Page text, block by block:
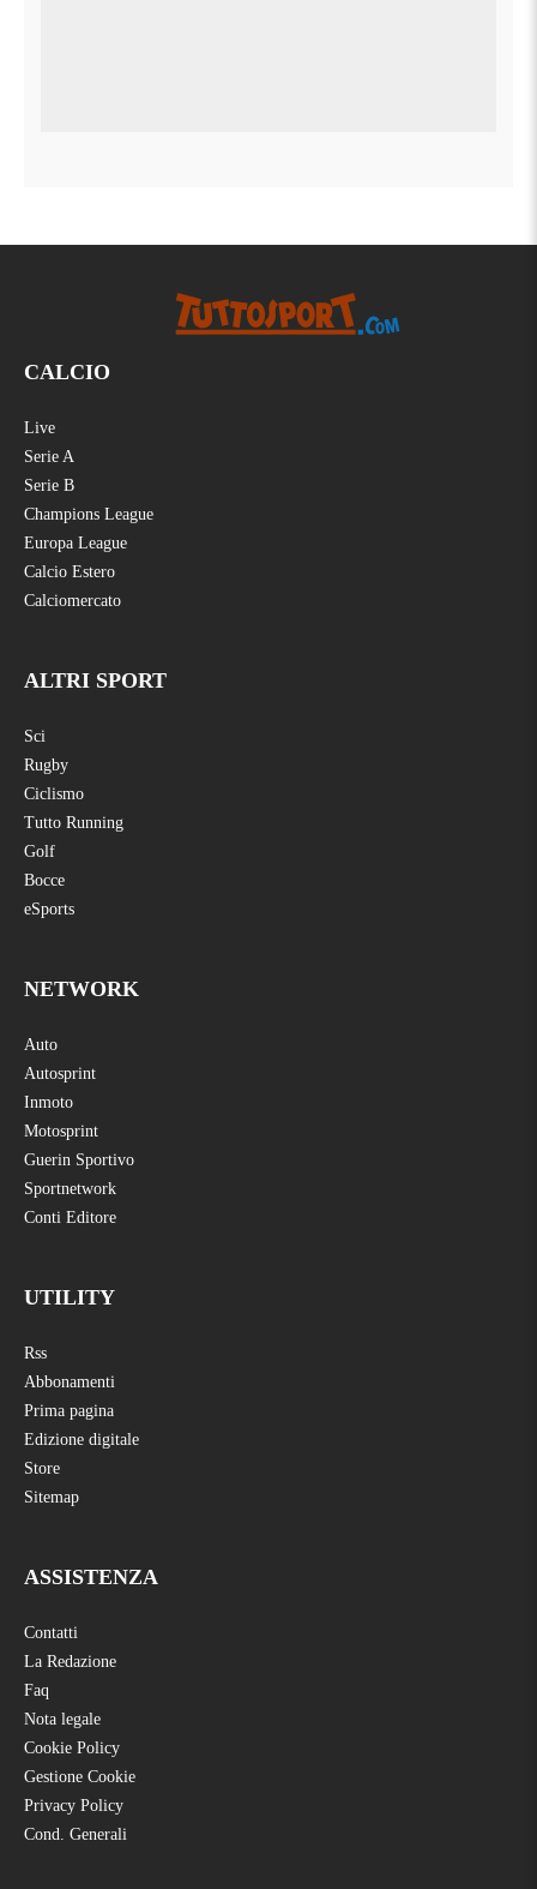
CALCIO
Live
Serie A
Serie B
Champions League
Europa League
Calcio Estero
Calciomercato
ALTRI SPORT
Sci
Rugby
Ciclismo
Tutto Running
Golf
Bocce
eSports
NETWORK
Auto
Autosprint
Inmoto
Motosprint
Guerin Sportivo
Sportnetwork
Conti Editore
UTILITY
Rss
Abbonamenti
Prima pagina
Edizione digitale
Store
Sitemap
ASSISTENZA
Contatti
La Redazione
Faq
Nota legale
Cookie Policy
Gestione Cookie
Privacy Policy
Cond. Generali